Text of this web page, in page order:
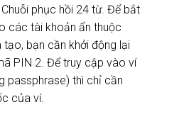
phục hồi 24 từ. Để bắt
các tài khoản ẩn thuộc
bạn cần khởi động lại
PIN 2. Để truy cập vào ví
passphrase) thì chỉ cần
của ví.